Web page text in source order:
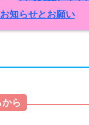
知らせとお願い
ら